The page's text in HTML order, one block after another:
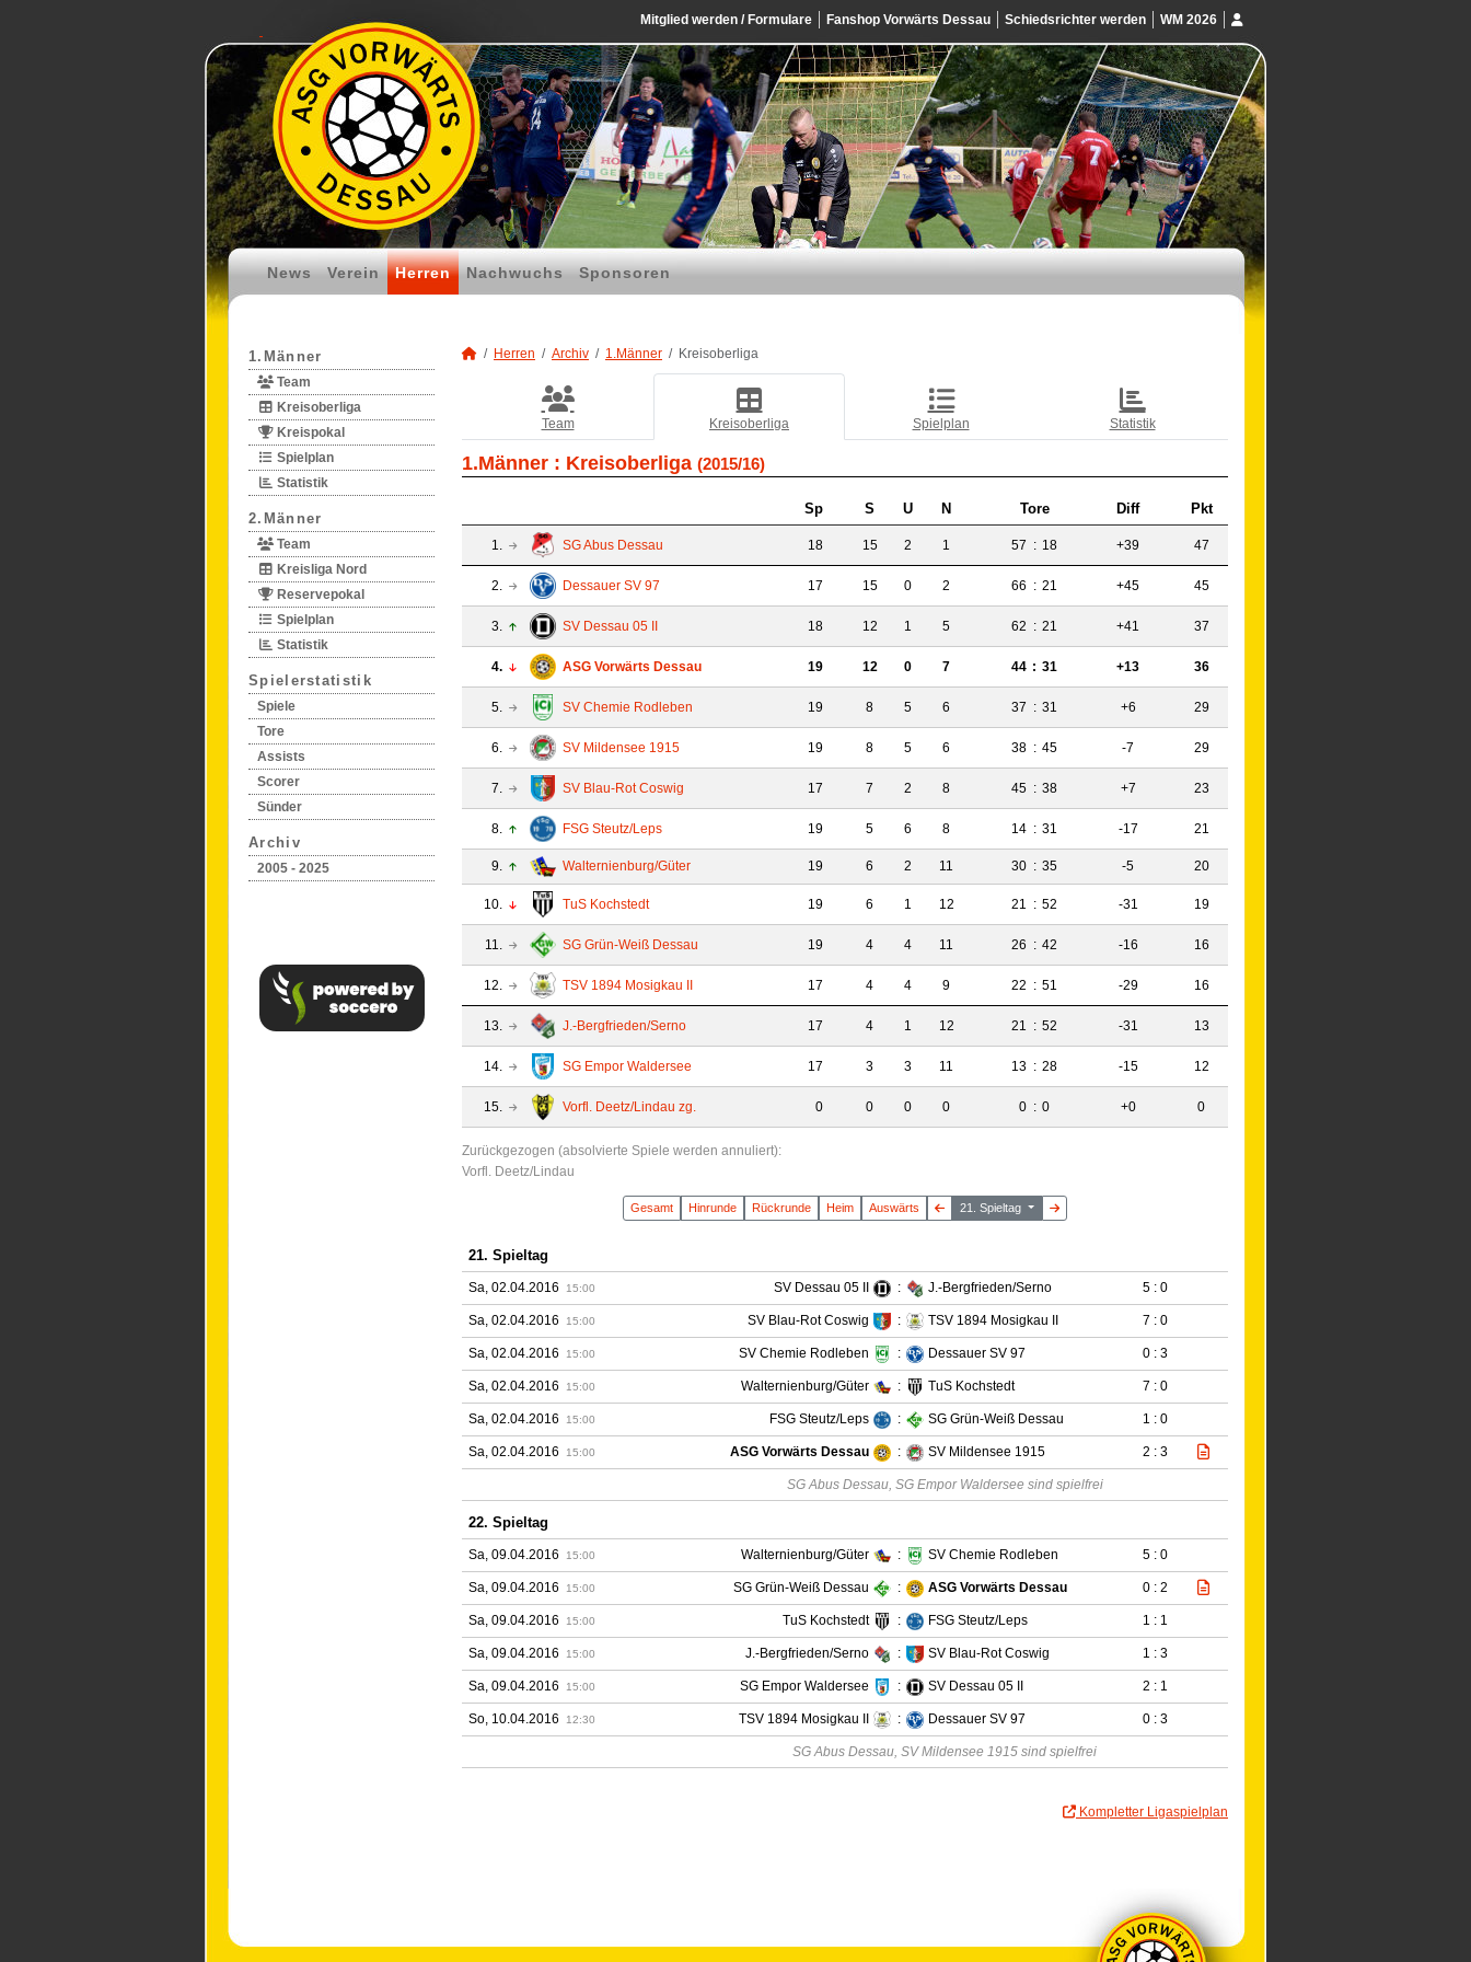
Mitglied werden / Formulare Fanshop Vorwärts Dessau Schiedsrichter werden WM 2026
News Verein Herren Nachwuchs Sponsoren
1.Männer
Team
Kreisoberliga
Kreispokal
Spielplan
Statistik
2.Männer
Team
Kreisliga Nord
Reservepokal
Spielplan
Statistik
Spielerstatistik
Spiele
Tore
Assists
Scorer
Sünder
Archiv
2005 - 2025
Herren Archiv 1.Männer Kreisoberliga
Team Kreisoberliga Spielplan Statistik
1.Männer : Kreisoberliga (2015/16)
Sp S U N Tore Diff Pkt
1. SG Abus Dessau 18 15 2 1 57 : 18 +39 47
2. Dessauer SV 97 17 15 0 2 66 : 21 +45 45
3. SV Dessau 05 II 18 12 1 5 62 : 21 +41 37
4. ASG Vorwärts Dessau 19 12 0 7 44 : 31 +13 36
5. SV Chemie Rodleben 19 8 5 6 37 : 31 +6 29
6. SV Mildensee 1915 19 8 5 6 38 : 45 -7 29
7. SV Blau-Rot Coswig 17 7 2 8 45 : 38 +7 23
8. FSG Steutz/Leps 19 5 6 8 14 : 31 -17 21
9. Walternienburg/Güter 19 6 2 11 30 : 35 -5 20
10. TuS Kochstedt 19 6 1 12 21 : 52 -31 19
11. SG Grün-Weiß Dessau 19 4 4 11 26 : 42 -16 16
12. TSV 1894 Mosigkau II 17 4 4 9 22 : 51 -29 16
13. J.-Bergfrieden/Serno 17 4 1 12 21 : 52 -31 13
14. SG Empor Waldersee 17 3 3 11 13 : 28 -15 12
15. Vorfl. Deetz/Lindau zg. 0 0 0 0 0 : 0 +0 0
Zurückgezogen (absolvierte Spiele werden annuliert):
Vorfl. Deetz/Lindau
Gesamt Hinrunde Rückrunde Heim Auswärts 21. Spieltag
21. Spieltag
Sa, 02.04.2016 15:00 SV Dessau 05 II : J.-Bergfrieden/Serno 5 : 0
Sa, 02.04.2016 15:00 SV Blau-Rot Coswig : TSV 1894 Mosigkau II 7 : 0
Sa, 02.04.2016 15:00 SV Chemie Rodleben : Dessauer SV 97 0 : 3
Sa, 02.04.2016 15:00 Walternienburg/Güter : TuS Kochstedt 7 : 0
Sa, 02.04.2016 15:00 FSG Steutz/Leps : SG Grün-Weiß Dessau 1 : 0
Sa, 02.04.2016 15:00 ASG Vorwärts Dessau : SV Mildensee 1915 2 : 3
SG Abus Dessau, SG Empor Waldersee sind spielfrei
22. Spieltag
Sa, 09.04.2016 15:00 Walternienburg/Güter : SV Chemie Rodleben 5 : 0
Sa, 09.04.2016 15:00 SG Grün-Weiß Dessau : ASG Vorwärts Dessau 0 : 2
Sa, 09.04.2016 15:00 TuS Kochstedt : FSG Steutz/Leps 1 : 1
Sa, 09.04.2016 15:00 J.-Bergfrieden/Serno : SV Blau-Rot Coswig 1 : 3
Sa, 09.04.2016 15:00 SG Empor Waldersee : SV Dessau 05 II 2 : 1
So, 10.04.2016 12:30 TSV 1894 Mosigkau II : Dessauer SV 97 0 : 3
SG Abus Dessau, SV Mildensee 1915 sind spielfrei
Kompletter Ligaspielplan